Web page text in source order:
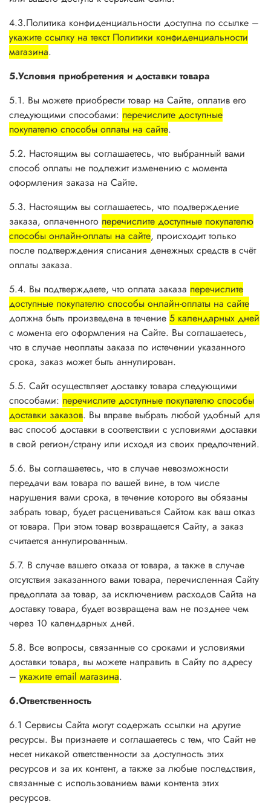
4.3.Политика конфиденциальности доступна по ссылке –
укажите ссылку на текст Политики конфиденциальности
магазина.
5.Условия приобретения и доставки товара
5.1. Вы можете приобрести товар на Сайте, оплатив его
следующими способами: перечислите доступные
покупателю способы оплаты на сайте.
5.2. Настоящим вы соглашаетесь, что выбранный вами
способ оплаты не подлежит изменению с момента
оформления заказа на Сайте.
5.3. Настоящим вы соглашаетесь, что подтверждение
заказа, оплаченного перечислите доступные покупателю
способы онлайн-оплаты на сайте, происходит только
после подтверждения списания денежных средств в счёт
оплаты заказа.
5.4. Вы подтверждаете, что оплата заказа перечислите
доступные покупателю способы онлайн-оплаты на сайте
должна быть произведена в течение 5 календарных дней
с момента его оформления на Сайте. Вы соглашаетесь,
что в случае неоплаты заказа по истечении указанного
срока, заказ может быть аннулирован.
5.5. Сайт осуществляет доставку товара следующими
способами: перечислите доступные покупателю способы
доставки заказов. Вы вправе выбрать любой удобный для
вас способ доставки в соответствии с условиями доставки
в свой регион/страну или исходя из своих предпочтений.
5.6. Вы соглашаетесь, что в случае невозможности
передачи вам товара по вашей вине, в том числе
нарушения вами срока, в течение которого вы обязаны
забрать товар, будет расцениваться Сайтом как ваш отказ
от товара. При этом товар возвращается Сайту, а заказ
считается аннулированным.
5.7. В случае вашего отказа от товара, а также в случае
отсутствия заказанного вами товара, перечисленная Сайту
предоплата за товар, за исключением расходов Сайта на
доставку товара, будет возвращена вам не позднее чем
через 10 календарных дней.
5.8. Все вопросы, связанные со сроками и условиями
доставки товара, вы можете направить в Сайту по адресу
– укажите email магазина.
6.Ответственность
6.1 Сервисы Сайта могут содержать ссылки на другие
ресурсы. Вы признаете и соглашаетесь с тем, что Сайт не
несет никакой ответственности за доступность этих
ресурсов и за их контент, а также за любые последствия,
связанные с использованием вами контента этих
ресурсов.